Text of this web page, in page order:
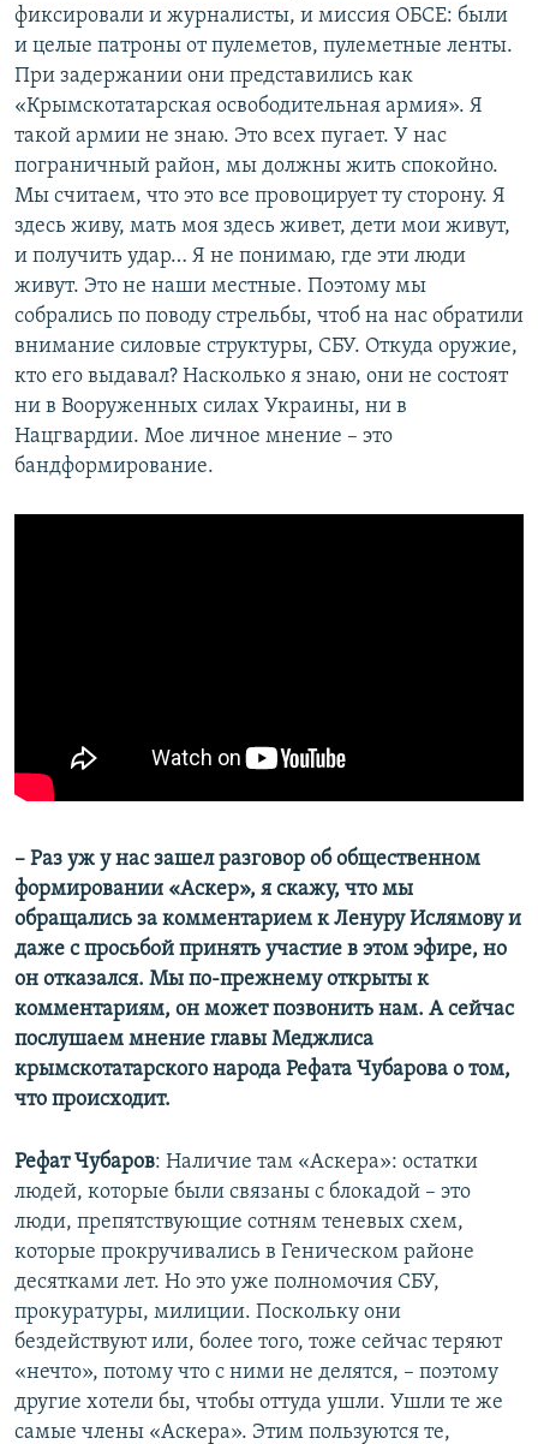
фиксировали и журналисты, и миссия ОБСЕ: были
и целые патроны от пулеметов, пулеметные ленты.
При задержании они представились как
«Крымскотатарская освободительная армия». Я
такой армии не знаю. Это всех пугает. У нас
пограничный район, мы должны жить спокойно.
Мы считаем, что это все провоцирует ту сторону. Я
здесь живу, мать моя здесь живет, дети мои живут,
и получить удар… Я не понимаю, где эти люди
живут. Это не наши местные. Поэтому мы
собрались по поводу стрельбы, чтоб на нас обратили
внимание силовые структуры, СБУ. Откуда оружие,
кто его выдавал? Насколько я знаю, они не состоят
ни в Вооруженных силах Украины, ни в
Нацгвардии. Мое личное мнение – это
бандформирование.
– Раз уж у нас зашел разговор об общественном
формировании «Аскер», я скажу, что мы
обращались за комментарием к Ленуру Ислямову и
даже с просьбой принять участие в этом эфире, но
он отказался. Мы по-прежнему открыты к
комментариям, он может позвонить нам. А сейчас
послушаем мнение главы Меджлиса
крымскотатарского народа Рефата Чубарова о том,
что происходит.
Рефат Чубаров: Наличие там «Аскера»: остатки
людей, которые были связаны с блокадой – это
люди, препятствующие сотням теневых схем,
которые прокручивались в Геническом районе
десятками лет. Но это уже полномочия СБУ,
прокуратуры, милиции. Поскольку они
бездействуют или, более того, тоже сейчас теряют
«нечто», потому что с ними не делятся, – поэтому
другие хотели бы, чтобы оттуда ушли. Ушли те же
самые члены «Аскера». Этим пользуются те,